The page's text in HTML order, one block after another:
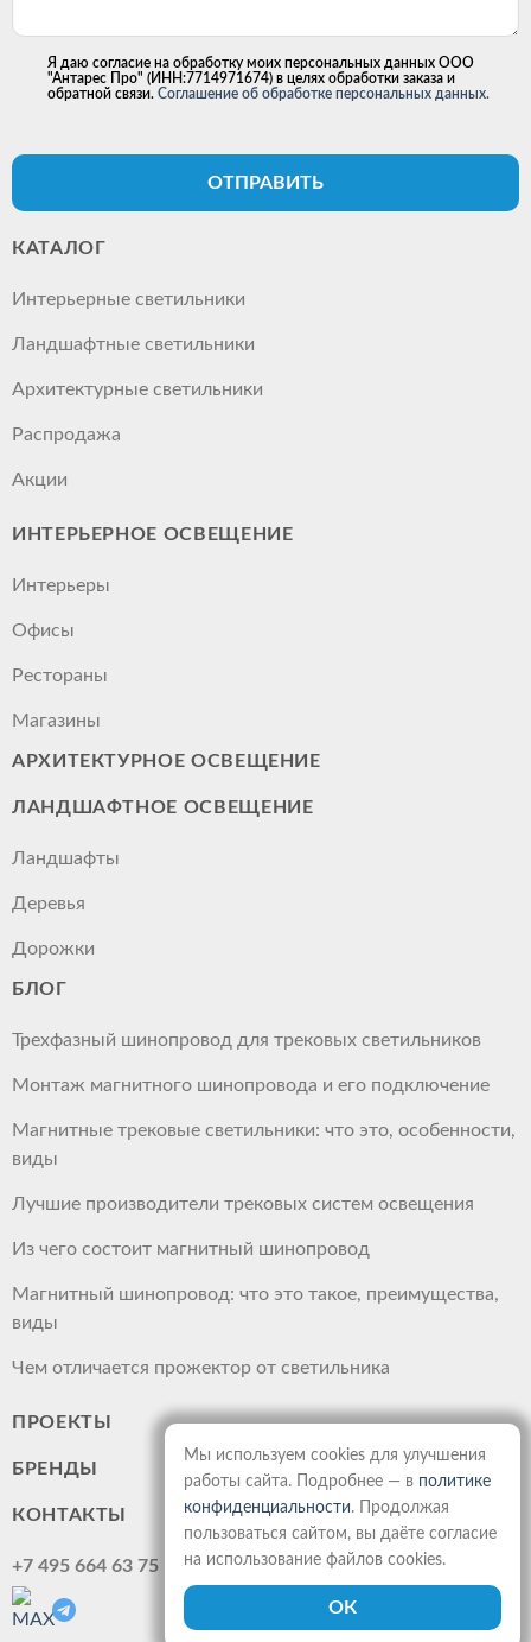
Я даю согласие на обработку моих персональных данных ООО
"Антарес Про" (ИНН:7714971674) в целях обработки заказа и
обратной связи. Соглашение об обработке персональных данных.
ОТПРАВИТЬ
КАТАЛОГ
Интерьерные светильники
Ландшафтные светильники
Архитектурные светильники
Распродажа
Акции
ИНТЕРЬЕРНОЕ ОСВЕЩЕНИЕ
Интерьеры
Офисы
Рестораны
Магазины
АРХИТЕКТУРНОЕ ОСВЕЩЕНИЕ
ЛАНДШАФТНОЕ ОСВЕЩЕНИЕ
Ландшафты
Деревья
Дорожки
БЛОГ
Трехфазный шинопровод для трековых светильников
Монтаж магнитного шинопровода и его подключение
Магнитные трековые светильники: что это, особенности,
виды
Лучшие производители трековых систем освещения
Из чего состоит магнитный шинопровод
Магнитный шинопровод: что это такое, преимущества,
виды
Чем отличается прожектор от светильника
ПРОЕКТЫ
БРЕНДЫ
КОНТАКТЫ
+7 495 664 63 75
Мы используем cookies для улучшения
работы сайта. Подробнее — в политике
конфиденциальности. Продолжая
пользоваться сайтом, вы даёте согласие
на использование файлов cookies.